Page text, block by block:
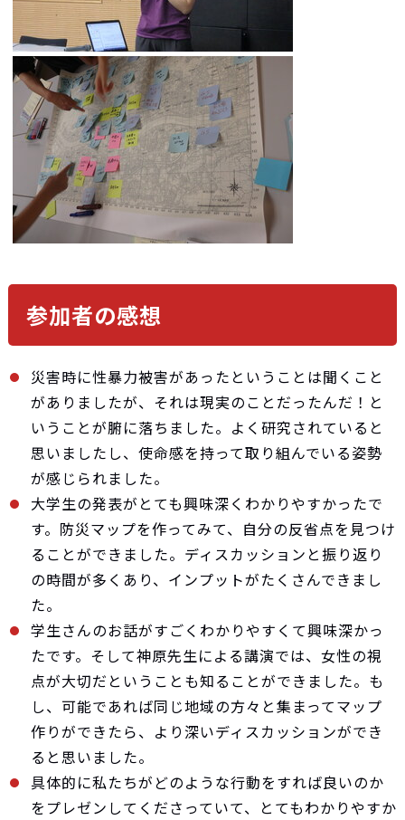
参加者の感想
災害時に性暴力被害があったということは聞くこと
がありましたが、それは現実のことだったんだ！と
いうことが腑に落ちました。よく研究されていると
思いましたし、使命感を持って取り組んでいる姿勢
が感じられました。
大学生の発表がとても興味深くわかりやすかったで
す。防災マップを作ってみて、自分の反省点を見つけ
ることができました。ディスカッションと振り返り
の時間が多くあり、インプットがたくさんできまし
た。
学生さんのお話がすごくわかりやすくて興味深かっ
たです。そして神原先生による講演では、女性の視
点が大切だということも知ることができました。も
し、可能であれば同じ地域の方々と集まってマップ
作りができたら、より深いディスカッションができ
ると思いました。
具体的に私たちがどのような行動をすれば良いのか
をプレゼンしてくださっていて、とてもわかりやすか